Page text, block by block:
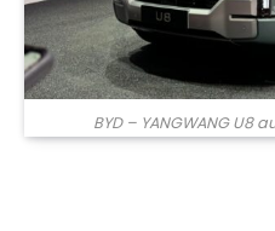
BYD – YANGWANG U8